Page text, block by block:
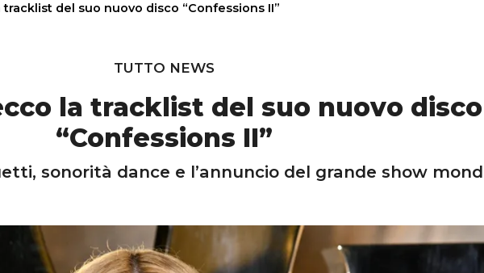
tracklist del suo nuovo disco “Confessions II”
TUTTO NEWS
la tracklist del suo nuovo disco
“Confessions II”
sonorità dance e l’annuncio del grande show